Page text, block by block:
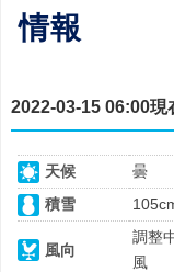
情報
2022-03-15 06:00現
天候 曇
積雪
風向
調整
風